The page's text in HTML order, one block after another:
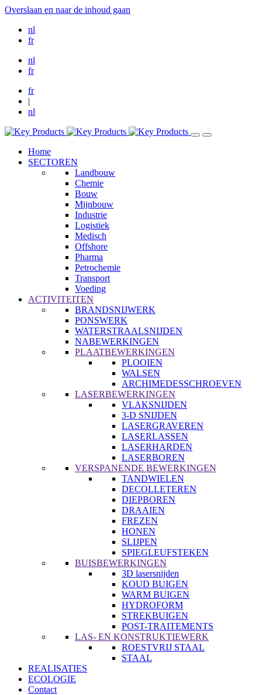
Overslaan en naar de inhoud gaan
nl
fr
nl
fr
fr
|
nl
Home
SECTOREN
Landbouw
Chemie
Bouw
Mijnbouw
Industrie
Logistiek
Medisch
Offshore
Pharma
Petrochemie
Transport
Voeding
ACTIVITEITEN
BRANDSNIJWERK
PONSWERK
WATERSTRAALSNIJDEN
NABEWERKINGEN
PLAATBEWERKINGEN
PLOOIEN
WALSEN
ARCHIMEDESSCHROEVEN
LASERBEWERKINGEN
VLAKSNIJDEN
3-D SNIJDEN
LASERGRAVEREN
LASERLASSEN
LASERHARDEN
LASERBOREN
VERSPANENDE BEWERKINGEN
TANDWIELEN
DECOLLETEREN
DIEPBOREN
DRAAIEN
FREZEN
HONEN
SLIJPEN
SPIEGLEUFSTEKEN
BUISBEWERKINGEN
3D lasersnijden
KOUD BUIGEN
WARM BUIGEN
HYDROFORM
STREKBUIGEN
POST-TRAITEMENTS
LAS- EN KONSTRUKTIEWERK
ROESTVRIJ STAAL
STAAL
REALISATIES
ECOLOGIE
Contact